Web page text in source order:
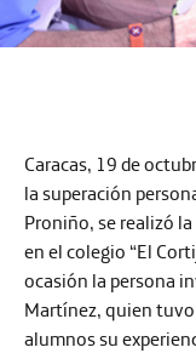
Caracas, 19 de
la superación
Proniño, se realizó
en el colegio “El
ocasión la persona
Martínez, quien
alumnos su